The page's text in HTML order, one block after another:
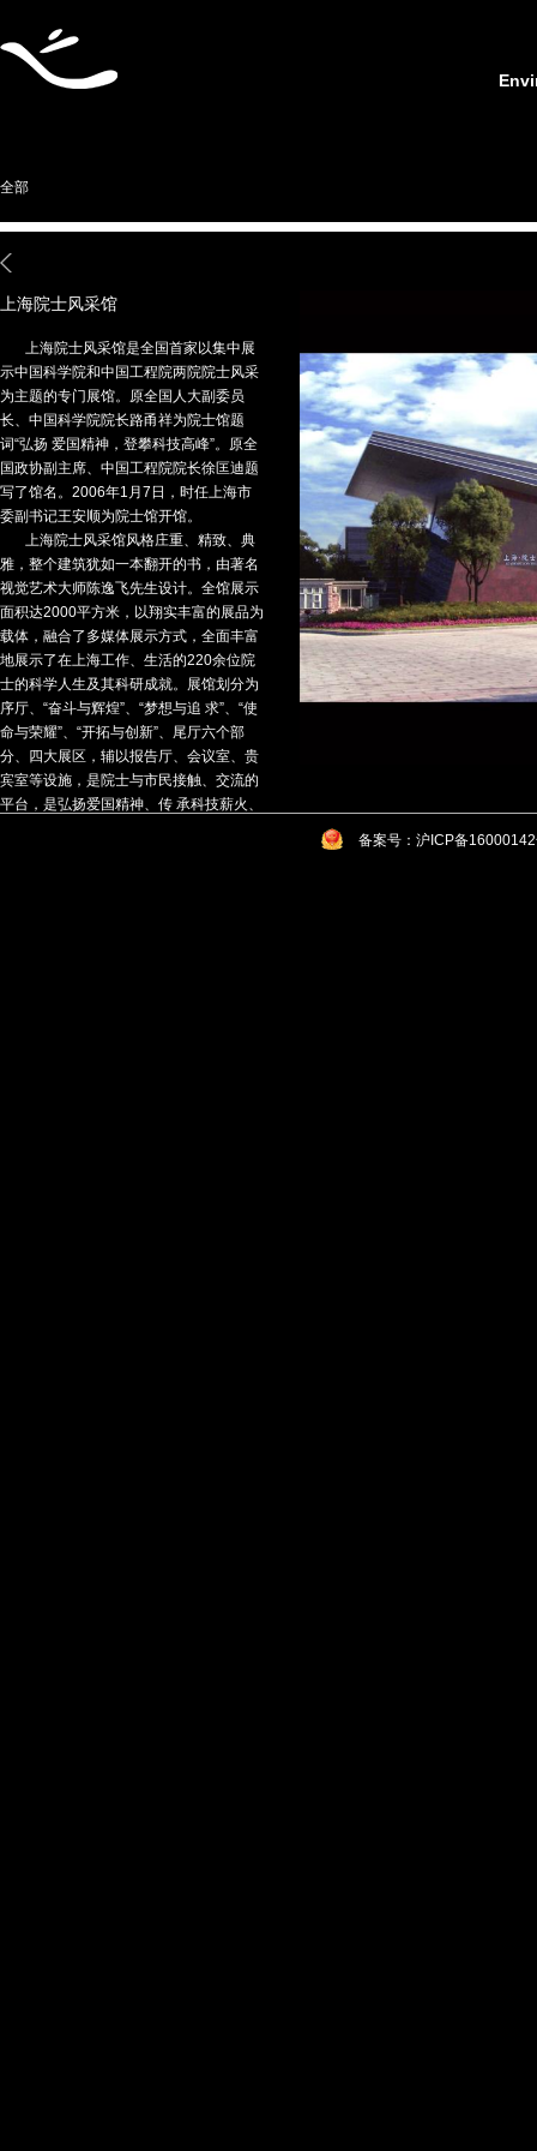
全部
上海院士风采馆
上海院士风采馆是全国首家以集中展
示中国科学院和中国工程院两院院士风采
为主题的专门展馆。原全国人大副委员
长、中国科学院院长路甬祥为院士馆题
词“弘扬 爱国精神，登攀科技高峰”。原全
国政协副主席、中国工程院院长徐匡迪题
写了馆名。2006年1月7日，时任上海市
委副书记王安顺为院士馆开馆。
上海院士风采馆风格庄重、精致、典
雅，整个建筑犹如一本翻开的书，由著名
视觉艺术大师陈逸飞先生设计。全馆展示
面积达2000平方米，以翔实丰富的展品为
载体，融合了多媒体展示方式，全面丰富
地展示了在上海工作、生活的220余位院
士的科学人生及其科研成就。展馆划分为
序厅、“奋斗与辉煌”、“梦想与追 求”、“使
命与荣耀”、“开拓与创新”、尾厅六个部
分、四大展区，辅以报告厅、会议室、贵
宾室等设施，是院士与市民接触、交流的
平台，是弘扬爱国精神、传 承科技薪火、
备案号：沪ICP备